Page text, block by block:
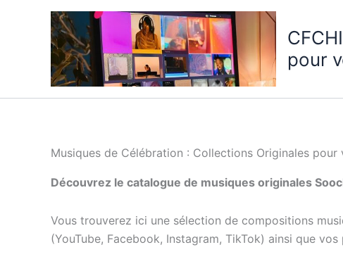
pour
Musiques de Célébration : Collections Originales pour
Découvrez le catalogue de musiques originales
Vous trouverez ici une sélection de compositions
(YouTube, Facebook, Instagram, TikTok) ainsi que vos